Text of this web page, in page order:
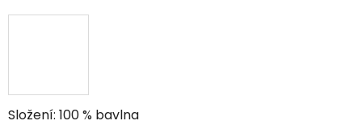
Složení: 100 % bavlna